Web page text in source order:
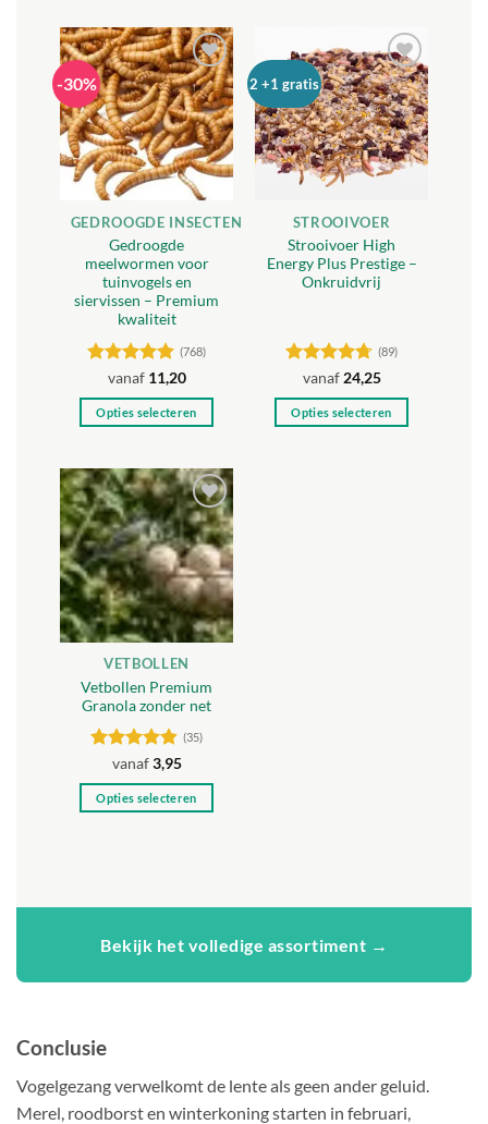
-30%
Toevoegen
aan
verlanglijst
GEDROOGDE INSECTEN
Gedroogde
meelwormen voor
tuinvogels en
siervissen – Premium
kwaliteit
Gewaardeerd
4.88uit 5
(768)
vanaf 11,20
Opties selecteren
heeft
meerdere
variaties.
Deze
optie
kan
gekozen
worden
op
de
productpagina
2 +1 gratis
Toevoegen
aan
verlanglijst
STROOIVOER
Strooivoer High
Energy Plus Prestige –
Onkruidvrij
Gewaardeerd
4.71uit 5
(89)
vanaf 24,25
Opties selecteren
Toevoegen
aan
verlanglijst
VETBOLLEN
Vetbollen Premium
Granola zonder net
Gewaardeerd
4.8uit 5
(35)
vanaf3,95
Opties selecteren
Deze
kan
productpagina
Bekijk het volledige assortiment →
Conclusie
Vogelgezang verwelkomt de lente als geen ander geluid.
Merel, roodborst en winterkoning starten in februari,